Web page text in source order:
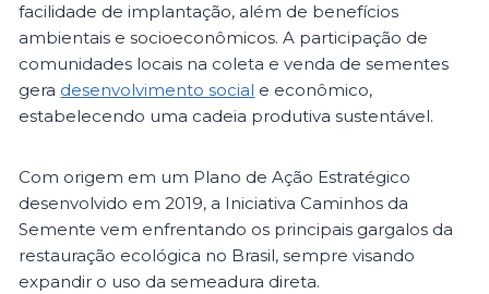
facilidade de implantação, além de benefícios
ambientais e socioeconômicos. A participação de
comunidades locais na coleta e venda de sementes
gera desenvolvimento social e econômico,
estabelecendo uma cadeia produtiva sustentável.
Com origem em um Plano de Ação Estratégico
desenvolvido em 2019, a Iniciativa Caminhos da
Semente vem enfrentando os principais gargalos da
restauração ecológica no Brasil, sempre visando
expandir o uso da semeadura direta.